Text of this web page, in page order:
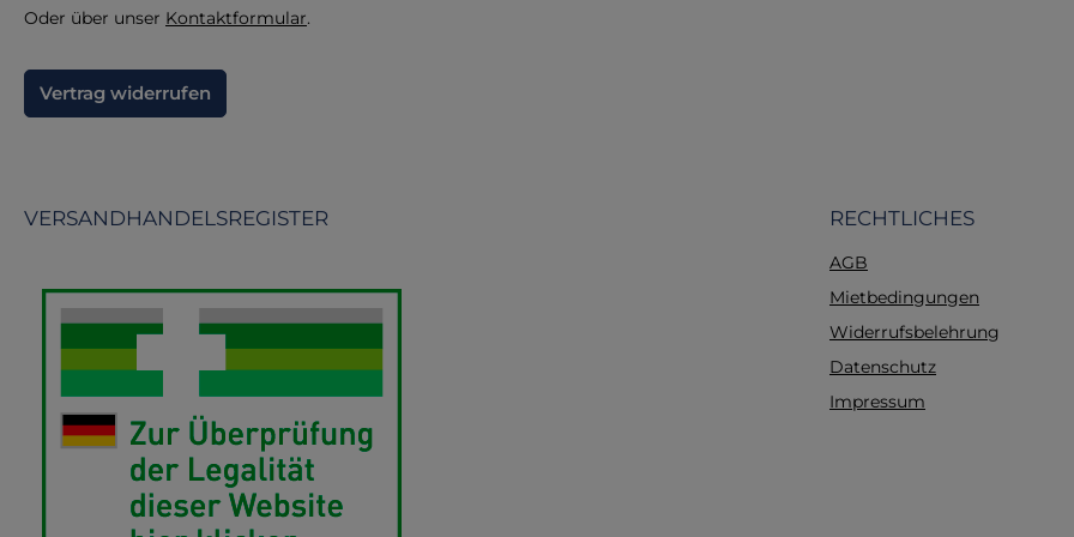
ringförmigen Druck
verschlossen, so
durchgeführt werden
einteilige Modell ist
und robust. Es kann
Oder über unser Kontaktformular.
Vertrag widerrufen
VERSANDHANDELSREGISTER RECHTLICHES
AGB
Mietbedingungen
Widerrufsbelehrung
Datenschutz
Impressum